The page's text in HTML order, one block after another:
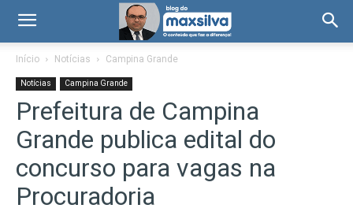
Início Notícias Campina Grande
Notícias Campina Grande
Prefeitura de Campina
Grande publica edital do
concurso para vagas na
Procuradoria